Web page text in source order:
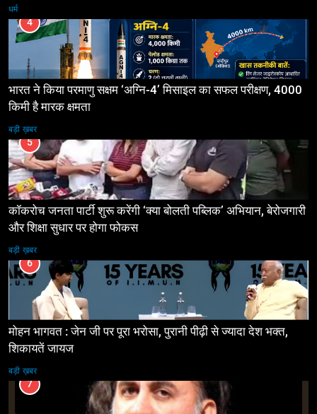
धर्म
4
भारत ने किया परमाणु सक्षम ‘अग्नि-4’ मिसाइल का सफल परीक्षण, 4000
किमी है मारक क्षमता
बड़ी ख़बर
5
कॉकरोच जनता पार्टी शुरू करेंगी ‘क्या बोलती पब्लिक’ अभियान, बेरोजगारी
और शिक्षा सुधार पर होगा फोकस
बड़ी ख़बर
6
मोहन भागवत : जेन जी पर पूरा भरोसा, पुरानी पीढ़ी से ज्यादा देश भक्त,
शिकायतें जायज
बड़ी ख़बर
7